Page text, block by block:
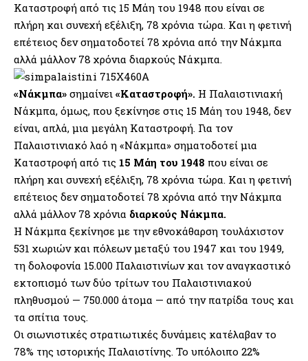
Καταστροφή από τις 15 Μάη του 1948 που είναι σε
πλήρη και συνεχή εξέλιξη, 78 χρόνια τώρα. Και η φετινή
επέτειος δεν σηματοδοτεί 78 χρόνια από την Νάκμπα
αλλά μάλλον 78 χρόνια διαρκούς Νάκμπα.
«Νάκμπα» σημαίνει «Καταστροφή». Η Παλαιστινιακή
Νάκμπα, όμως, που ξεκίνησε στις 15 Μάη του 1948, δεν
είναι, απλά, μια μεγάλη Καταστροφή. Για τον
Παλαιστινιακό λαό η «Νάκμπα» σηματοδοτεί μια
Καταστροφή από τις 15 Μάη του 1948 που είναι σε
πλήρη και συνεχή εξέλιξη, 78 χρόνια τώρα. Και η φετινή
επέτειος δεν σηματοδοτεί 78 χρόνια από την Νάκμπα
αλλά μάλλον 78 χρόνια διαρκούς Νάκμπα.
Η Νάκμπα ξεκίνησε με την εθνοκάθαρση τουλάχιστον
531 χωριών και πόλεων μεταξύ του 1947 και του 1949,
τη δολοφονία 15.000 Παλαιστινίων και τον αναγκαστικό
εκτοπισμό των δύο τρίτων του Παλαιστινιακού
πληθυσμού — 750.000 άτομα — από την πατρίδα τους και
τα σπίτια τους.
Οι σιωνιστικές στρατιωτικές δυνάμεις κατέλαβαν το
78% της ιστορικής Παλαιστίνης. Το υπόλοιπο 22%